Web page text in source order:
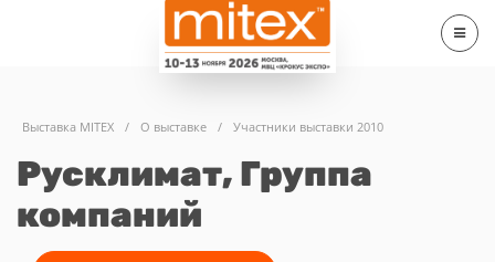
Выставка MITEX / О выставке / Участники выставки 2010
Русклимат, Группа
компаний